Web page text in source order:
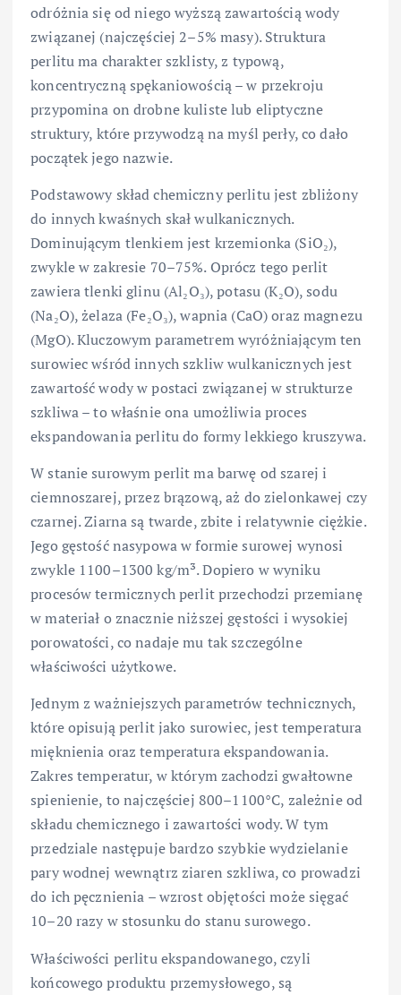
odróżnia się od niego wyższą zawartością wody
związanej (najczęściej 2–5% masy). Struktura
perlitu ma charakter szklisty, z typową,
koncentryczną spękaniowością – w przekroju
przypomina on drobne kuliste lub eliptyczne
struktury, które przywodzą na myśl perły, co dało
początek jego nazwie.
Podstawowy skład chemiczny perlitu jest zbliżony
do innych kwaśnych skał wulkanicznych.
Dominującym tlenkiem jest krzemionka (SiO₂),
zwykle w zakresie 70–75%. Oprócz tego perlit
zawiera tlenki glinu (Al₂O₃), potasu (K₂O), sodu
(Na₂O), żelaza (Fe₂O₃), wapnia (CaO) oraz magnezu
(MgO). Kluczowym parametrem wyróżniającym ten
surowiec wśród innych szkliw wulkanicznych jest
zawartość wody w postaci związanej w strukturze
szkliwa – to właśnie ona umożliwia proces
ekspandowania perlitu do formy lekkiego kruszywa.
W stanie surowym perlit ma barwę od szarej i
ciemnoszarej, przez brązową, aż do zielonkawej czy
czarnej. Ziarna są twarde, zbite i relatywnie ciężkie.
Jego gęstość nasypowa w formie surowej wynosi
zwykle 1100–1300 kg/m³. Dopiero w wyniku
procesów termicznych perlit przechodzi przemianę
w materiał o znacznie niższej gęstości i wysokiej
porowatości, co nadaje mu tak szczególne
właściwości użytkowe.
Jednym z ważniejszych parametrów technicznych,
które opisują perlit jako surowiec, jest temperatura
mięknienia oraz temperatura ekspandowania.
Zakres temperatur, w którym zachodzi gwałtowne
spienienie, to najczęściej 800–1100°C, zależnie od
składu chemicznego i zawartości wody. W tym
przedziale następuje bardzo szybkie wydzielanie
pary wodnej wewnątrz ziaren szkliwa, co prowadzi
do ich pęcznienia – wzrost objętości może sięgać
10–20 razy w stosunku do stanu surowego.
Właściwości perlitu ekspandowanego, czyli
końcowego produktu przemysłowego, są